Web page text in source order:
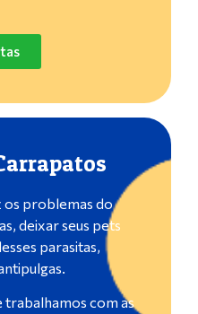
os problemas do
deixar seus pets
parasitas,
trabalhamos com as